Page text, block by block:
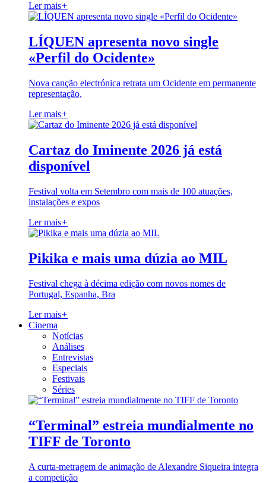
Ler mais+
LÍQUEN apresenta novo single
«Perfil do Ocidente»
Nova canção electrónica retrata um Ocidente em permanente
representação,
Ler mais+
Cartaz do Iminente 2026 já está
disponível
Festival volta em Setembro com mais de 100 atuações,
instalações e expos
Ler mais+
Pikika e mais uma dúzia ao MIL
Festival chega à décima edição com novos nomes de
Portugal, Espanha, Bra
Ler mais+
Cinema
Notícias
Análises
Entrevistas
Especiais
Festivais
Séries
“Terminal” estreia mundialmente no
TIFF de Toronto
A curta-metragem de animação de Alexandre Siqueira integra
a competição